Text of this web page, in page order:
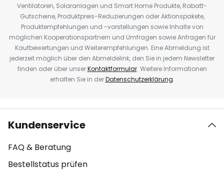
Ventilatoren, Solaranlagen und Smart Home Produkte, Rabatt-
Gutscheine, Produktpreis-Reduzierungen oder Aktionspakete,
Produktempfehlungen und -vorstellungen sowie Inhalte von
möglichen Kooperationspartnern und Umfragen sowie Anfragen für
Kaufbewertungen und Weiterempfehlungen. Eine Abmeldung ist
jederzeit möglich über den Abmeldelink, den Sie in jedem Newsletter
finden oder über unserKontaktformular. Weitere Informationen
erhalten Sie in derDatenschutzerklärung.
Kundenservice
FAQ & Beratung
Bestellstatus prüfen